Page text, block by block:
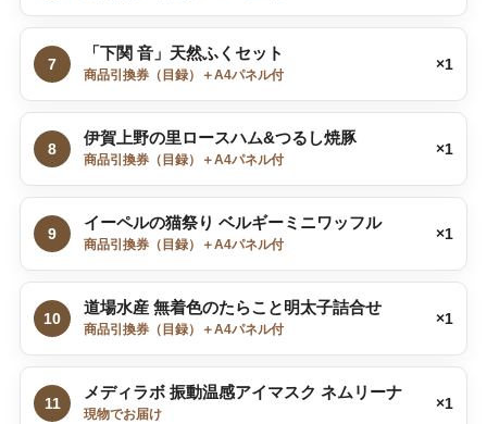
7
「下関 音」天然ふくセット
商品引換券（目録）＋A4パネル付
×1
8
伊賀上野の里ロースハム&つるし焼豚
商品引換券（目録）＋A4パネル付
×1
9
イーペルの猫祭り ベルギーミニワッフル
商品引換券（目録）＋A4パネル付
×1
10
道場水産 無着色のたらこと明太子詰合せ
商品引換券（目録）＋A4パネル付
×1
11
メディラボ 振動温感アイマスク ネムリーナ
現物でお届け
×1